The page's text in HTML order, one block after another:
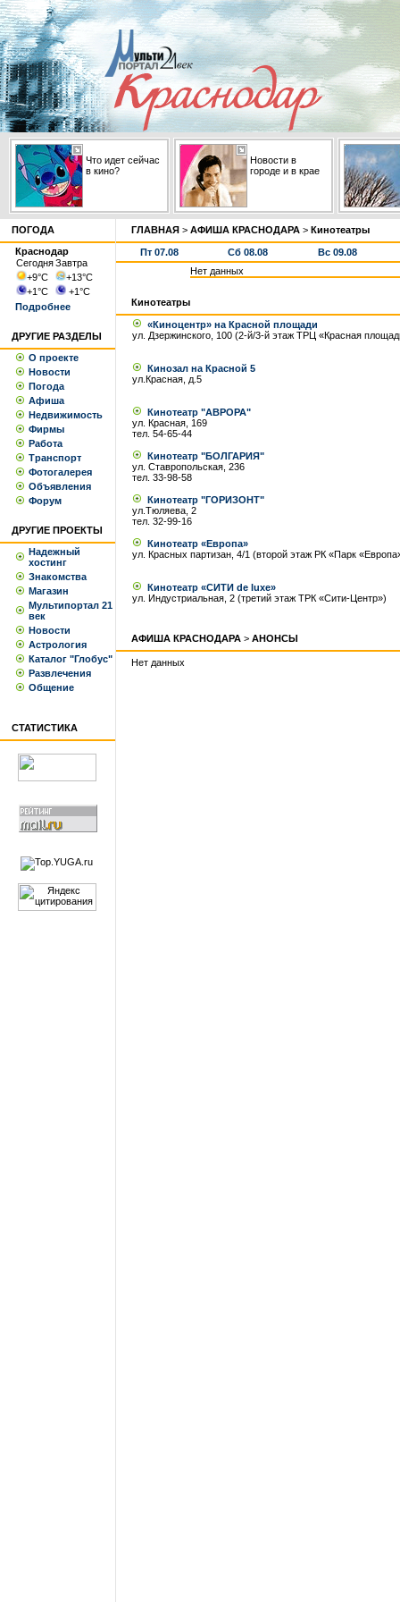
Что идет сейчас
в кино?
Новости в
городе и в крае
ПОГОДА
Краснодар
СегодняЗавтра
+9°С +13°С
+1°С +1°С
Подробнее
ДРУГИЕ РАЗДЕЛЫ
О проекте
Новости
Погода
Афиша
Недвижимость
Фирмы
Работа
Транспорт
Фотогалерея
Объявления
Форум
ДРУГИЕ ПРОЕКТЫ
Надежный
хостинг
Знакомства
Магазин
Мультипортал 21
век
Новости
Астрология
Каталог "Глобус"
Развлечения
Общение
СТАТИСТИКА
ГЛАВНАЯ > АФИША КРАСНОДАРА > Кинотеатры
Пт 07.08 Сб 08.08
Вс 09.08
Нет данных
Кинотеатры
«Киноцентр» на Красной площади
ул. Дзержинского, 100 (2-й/3-й этаж ТРЦ «Красная
Кинозал на Красной 5
ул.Красная, д.5
Кинотеатр "АВРОРА"
ул. Красная, 169
тел. 54-65-44
Кинотеатр "БОЛГАРИЯ"
ул. Ставропольская, 236
тел. 33-98-58
Кинотеатр "ГОРИЗОНТ"
ул.Тюляева, 2
тел. 32-99-16
Кинотеатр «Европа»
ул. Красных партизан, 4/1 (второй этаж РК «Парк
Кинотеатр «СИТИ de luxe»
ул. Индустриальная, 2 (третий этаж ТРК «Сити-Центр»)
АФИША КРАСНОДАРА > АНОНСЫ
Нет данных